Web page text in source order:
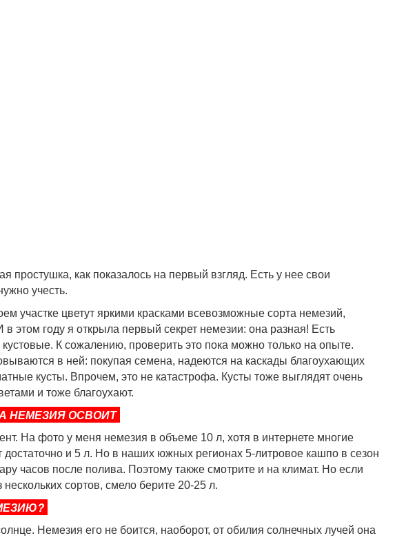
простушка, как показалось на первый взгляд. Есть у нее свои
учесть.
участке цветут яркими красками всевозможные сорта немезий,
этом году я открыла первый секрет немезии: она разная! Есть
К сожалению, проверить это пока можно только на опыте.
в ней: покупая семена, надеются на каскады благоухающих
кусты. Впрочем, это не катастрофа. Кусты тоже выглядят очень
и тоже благоухают.
НЕМЕЗИЯ ОСВОИТ
На фото у меня немезия в объеме 10 л, хотя в интернете многие
достаточно и 5 л. Но в наших южных регионах 5-литровое кашпо в сезон
часов после полива. Поэтому также смотрите и на климат. Но если
нескольких сортов, смело берите 20-25 л.
Немезия его не боится, наоборот, от обилия солнечных лучей она